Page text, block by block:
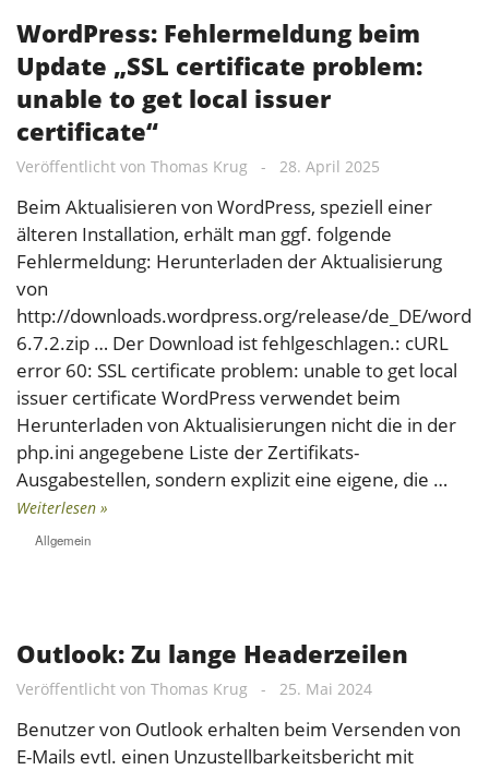
WordPress: Fehlermeldung beim
Update „SSL certificate problem:
unable to get local issuer
certificate“
Veröffentlicht von Thomas Krug - 28. April 2025
Beim Aktualisieren von WordPress, speziell einer
älteren Installation, erhält man ggf. folgende
Fehlermeldung: Herunterladen der Aktualisierung
von
http://downloads.wordpress.org/release/de_DE/
6.7.2.zip … Der Download ist fehlgeschlagen.: cURL
error 60: SSL certificate problem: unable to get local
issuer certificate WordPress verwendet beim
Herunterladen von Aktualisierungen nicht die in der
php.ini angegebene Liste der Zertifikats-
Ausgabestellen, sondern explizit eine eigene, die …
Weiterlesen »
Allgemein
Outlook: Zu lange Headerzeilen
Veröffentlicht von Thomas Krug - 25. Mai 2024
Benutzer von Outlook erhalten beim Versenden von
E-Mails evtl. einen Unzustellbarkeitsbericht mit